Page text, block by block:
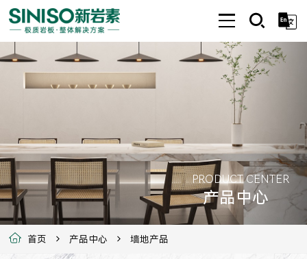
PRODUCT CENTER
产品中心
首页 产品中心 墙地产品